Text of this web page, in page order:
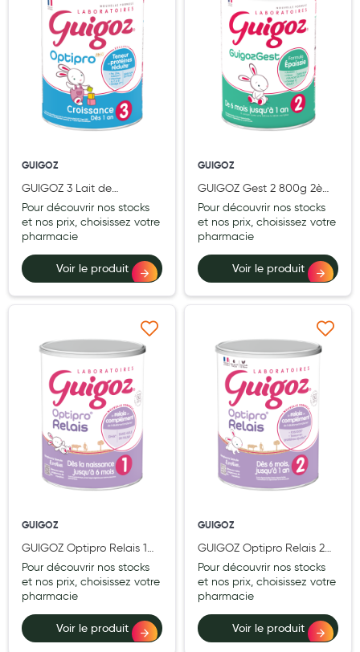
Toilette du bébé
Accessoires bébé
Alimentation
Soins enfant
Tisanes allaitement et compléments alimentaires
Gammes spécifiques tisanes allaitement et compléments
maternité
Nature
Régimes médicaux
Gemmothérapie
Confiserie
Voies respiratoires
Oligothérapie
Compléments alimentaires
Médicaments et Santé
Premiers soins
Pansements
GUIGOZ
GUIGOZ 3 Lait de
Croissance dès 1 an 800g
Pour découvrir nos stocks
et nos prix, choisissez votre
pharmacie
Voir le produit
GUIGOZ
GUIGOZ Gest 2 800g 2ème
âge dès 6 mois
Pour découvrir nos stocks
et nos prix, choisissez votre
pharmacie
Voir le produit
GUIGOZ
GUIGOZ Optipro Relais 1
800g
Pour découvrir nos stocks
et nos prix, choisissez votre
pharmacie
Voir le produit
Ajouter à ma liste d’envie
GUIGOZ
GUIGOZ Optipro Relais 2
800g
Pour découvrir nos stocks
et nos prix, choisissez votre
pharmacie
Voir le produit
Ajouter à ma liste